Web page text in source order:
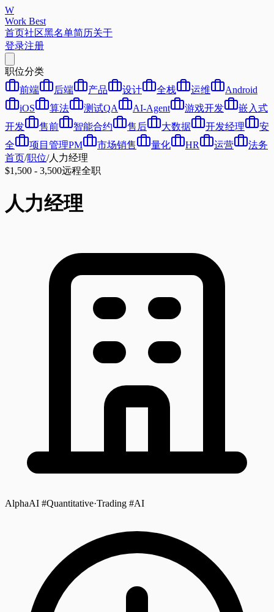
W
Work Best
首页社区黑名单简历关于
登录注册
职位分类
前端
后端 产品 设计 全栈 运维
Android
iOS
算法 测试QA AI-Agent 游戏开发
嵌入式
开发
售前 智能合约 售后 大数据 开发经理
安
全
项目管理PM 市场销售 量化 HR 运营
法务
首页/职位/人力经理
$1,500 - 3,500远程全职
人力经理
AlphaAI #Quantitative·Trading #AI